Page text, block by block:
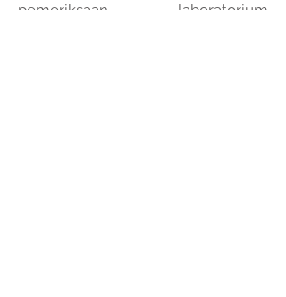
pemeriksaan laboratorium